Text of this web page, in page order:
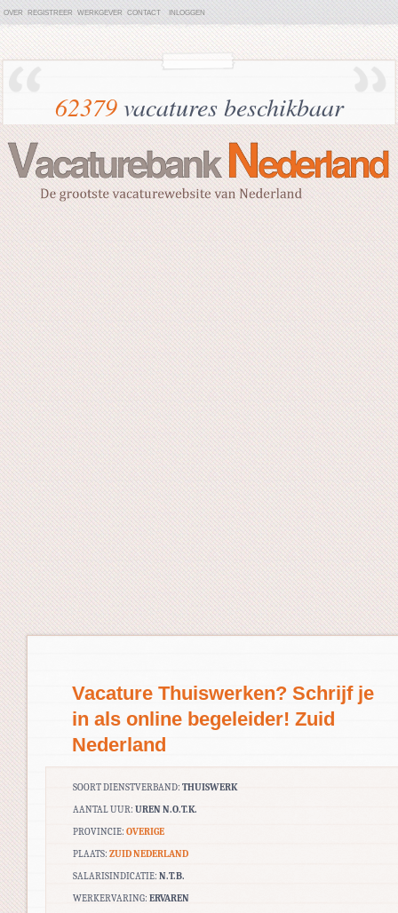
OVER REGISTREER WERKGEVER CONTACT INLOGGEN
62379vacatures beschikbaar
Vacature Thuiswerken? Schrijf je
in als online begeleider! Zuid
Nederland
SOORT DIENSTVERBAND: THUISWERK
AANTAL UUR: UREN N.O.T.K.
PROVINCIE: OVERIGE
PLAATS: ZUID NEDERLAND
SALARISINDICATIE: N.T.B.
WERKERVARING: ERVAREN